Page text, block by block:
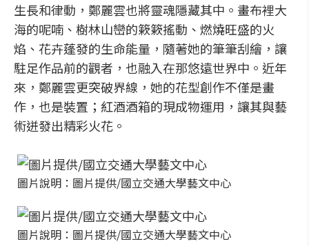
生長和律動，鄭麗雲也將靈魂隱藏其中。畫布裡大
海的呢喃、樹林山巒的簌簌搖動、燃燒旺盛的火
焰、花卉蓬發的生命能量，隨著她的筆筆刮繪，讓
駐足作品前的觀者，也融入在那悠遠世界中。近年
來，鄭麗雲更突破界線，她的花型創作不僅是畫
作，也是裝置；紅酒酒箱的現成物運用，讓其與藝
術迸發出精彩火花。
圖片說明：圖片提供/國立交通大學藝文中心
圖片說明：圖片提供/國立交通大學藝文中心